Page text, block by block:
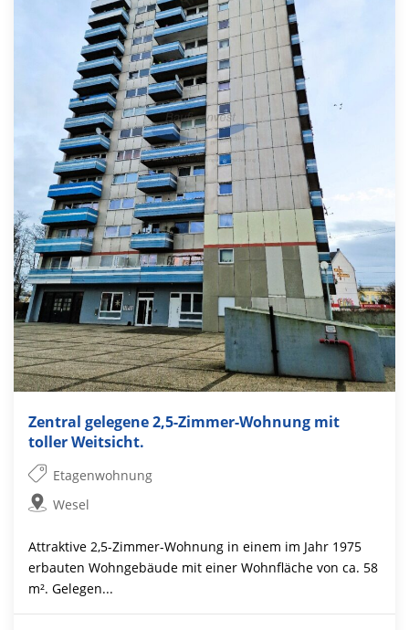
Zentral gelegene 2,5-Zimmer-Wohnung mit
toller Weitsicht.
Etagenwohnung
Wesel
Attraktive 2,5-Zimmer-Wohnung in einem im Jahr 1975
erbauten Wohngebäude mit einer Wohnfläche von ca. 58
m². Gelegen...